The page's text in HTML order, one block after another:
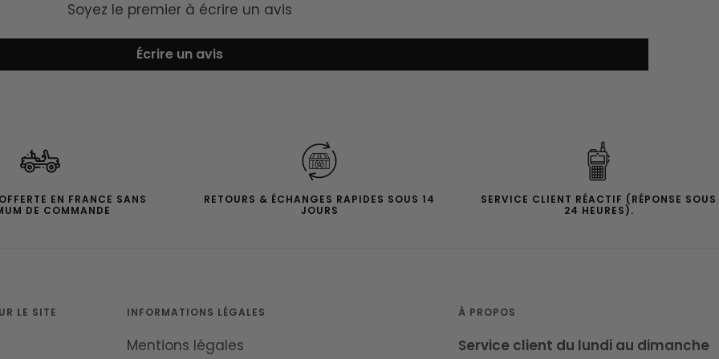
Soyez le premier à écrire un avis
Écrire un avis
EN FRANCE SANS
DE COMMANDE
RETOURS & ÉCHANGES RAPIDES SOUS 14
JOURS
SERVICE CLIENT RÉACTIF (RÉPONSE SOUS
24 HEURES).
LE SITE INFORMATIONS LÉGALES
Mentions légales
À PROPOS
Service client du lundi au dimanche